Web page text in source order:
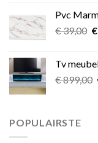
Pvc
€39,00 €
Tv
€899,00
POPULAIRSTE